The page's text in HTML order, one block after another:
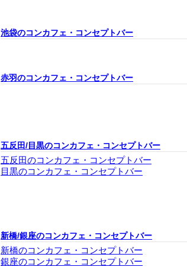
池袋のコンカフェ・コンセプトバー
赤羽のコンカフェ・コンセプトバー
五反田/目黒のコンカフェ・コンセプトバー
五反田のコンカフェ・コンセプトバー
目黒のコンカフェ・コンセプトバー
新橋/銀座のコンカフェ・コンセプトバー
新橋のコンカフェ・コンセプトバー
銀座のコンカフェ・コンセプトバー